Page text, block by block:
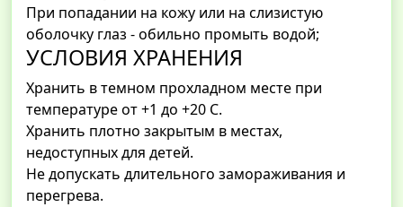
При попадании на кожу или на слизистую
оболочку глаз - обильно промыть водой;
УСЛОВИЯ ХРАНЕНИЯ
Хранить в темном прохладном месте при
температуре от +1 до +20 С.
Хранить плотно закрытым в местах,
недоступных для детей.
Не допускать длительного замораживания и
перегрева.